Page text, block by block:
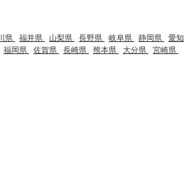
県 福井県 山梨県 長野県 岐阜県 静岡県
愛知
福岡県 佐賀県 長崎県 熊本県 大分県
宮崎県